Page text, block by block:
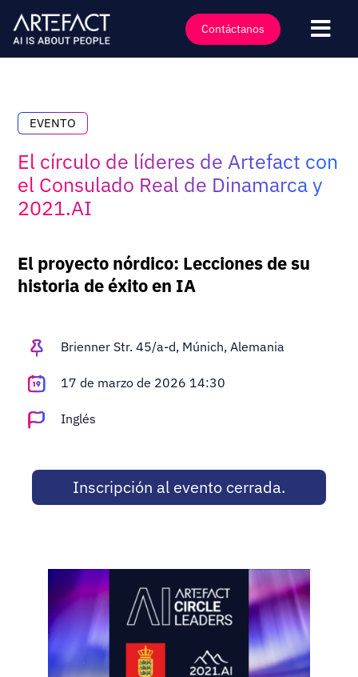
contenido
Contáctanos
Tecnologías
Perspectivas
Clientes
Eventos
Buscar:
EVENTO
El círculo de líderes de Artefact con
el Consulado Real de Dinamarca y
2021.AI
El proyecto nórdico: Lecciones de su
historia de éxito en IA
Brienner Str. 45/a-d, Múnich, Alemania
17 de marzo de 2026 14:30
Inglés
Inscripción al evento cerrada.